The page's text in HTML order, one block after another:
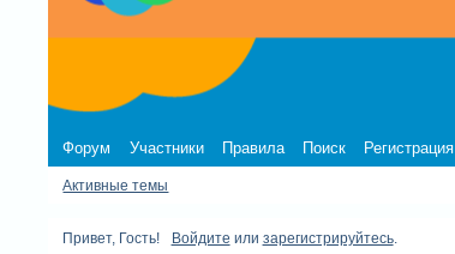
Форум Участники Правила Поиск Регистрация
Активные темы
Привет, Гость! Войдите или зарегистрируйтесь.